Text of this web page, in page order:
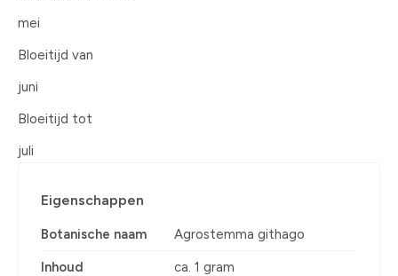
mei
Bloeitijd van
juni
Bloeitijd tot
juli
Eigenschappen
Botanische naam Agrostemma githago
Inhoud ca. 1 gram